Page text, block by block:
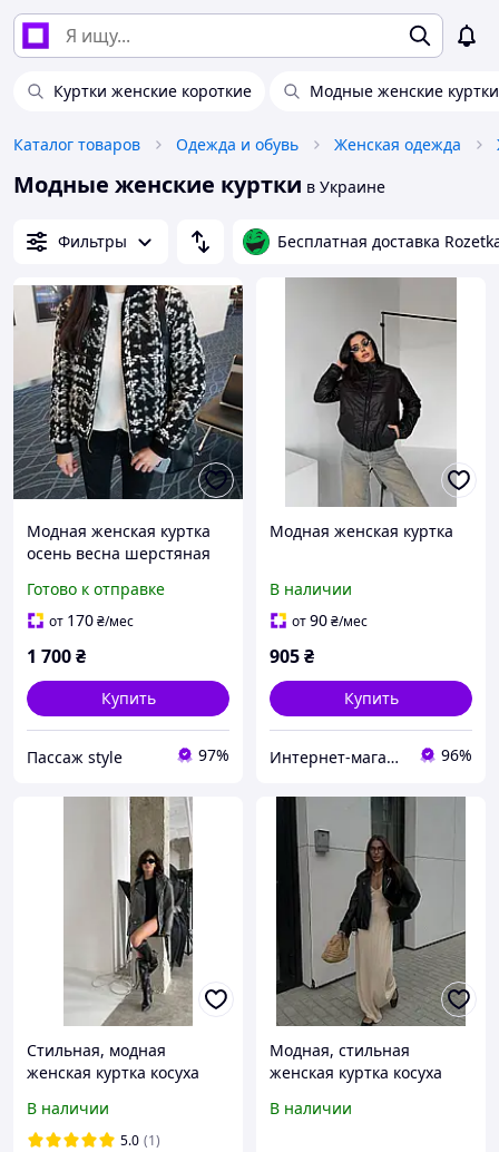
Куртки женские короткие Модные женские
Каталог товаров Одежда и обувь Женская одежда
Модные женские куртки в Украине
Фильтры Бесплатная доставка
Модная женская куртка
осень весна шерстяная
Готово к отправке
от 170₴/мес
1 700₴
Купить
Пассаж style 97%
Модная женская куртка
В наличии
от90₴/мес
905₴
Купить
Интернет-магазин одежды и обуви Bebest-Style 96%
Стильная, модная
женская куртка косуха
В наличии
5.0 (1)
Модная, стильная
женская куртка косуха
В наличии